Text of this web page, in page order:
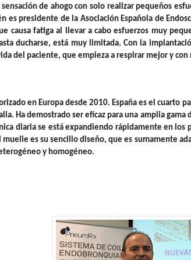
de ahogo con solo realizar pequeños
es presidente de la Asociación Española de
causa fatiga al llevar a cabo esfuerzos muy
ducharse, está muy limitada. Con la
del paciente, que empieza a respirar mejor y
en Europa desde 2010. España es el cuarto
Ha demostrado ser eficaz para una amplia
diaria se está expandiendo rápidamente en
es su sencillo diseño, que es sumamente
y homogéneo.